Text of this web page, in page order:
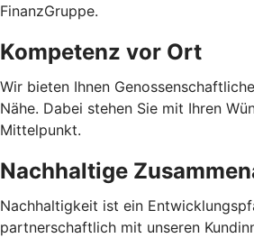
FinanzGruppe.
Kompetenz vor Ort
Wir bieten Ihnen
Nähe. Dabei stehen Sie mit Ihren
Mittelpunkt.
Nachhaltige
Nachhaltigkeit ist ein
partnerschaftlich mit unseren